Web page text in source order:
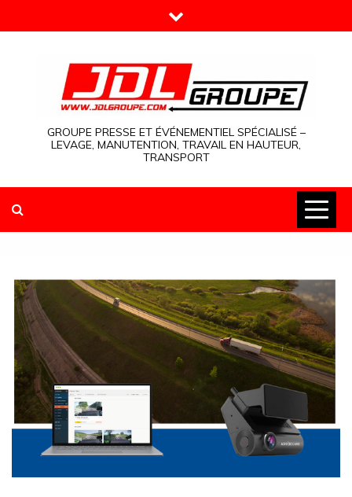
to
GROUPE PRESSE ET ÉVÉNEMENTIEL SPÉCIALISÉ –
LEVAGE, MANUTENTION, TRAVAIL EN HAUTEUR,
TRANSPORT